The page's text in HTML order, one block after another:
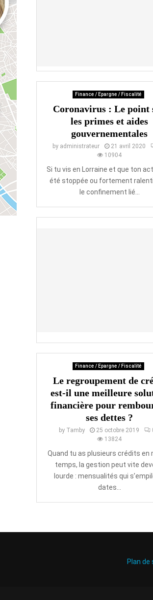
Finance / Epargne / Fiscalité
Coronavirus : Le point
les primes et aides
gouvernementales
by administrateur 21 avril 2020
10904
Si tu vis en Lorraine et que ton
été stoppée ou fortement
le confinement lié...
Finance / Epargne / Fiscalité
Le regroupement de
est-il une meilleure
financière pour
ses dettes ?
by Tamby 25 octobre 2019
13824
Quand tu as plusieurs crédits en
temps, la gestion peut vite
lourde : mensualités qui
dates...
Plan de